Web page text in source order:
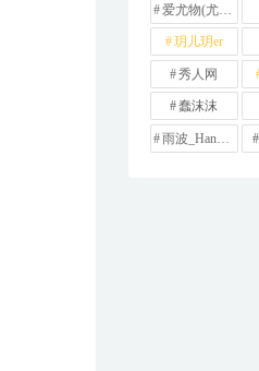
爱尤物(尤果网)
玥儿玥er
秀人网
蠢沫沫
雨波_HaneAme